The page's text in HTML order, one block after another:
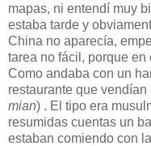
mapas, ni entendí muy
estaba tarde y
China no aparecía,
tarea no fácil, porque
Como andaba con un
restaurante que vendían
mian) . El tipo era
resumidas cuentas un
estaban comiendo con